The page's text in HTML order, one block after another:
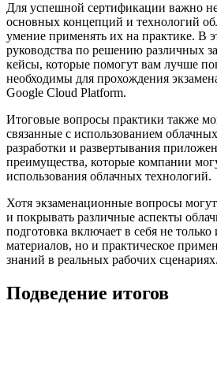
Для успешной сертификации важно
основных концепций и технологий
умение применять их на практике. В
руководства по решению различных
кейсы, которые помогут вам лучше
необходимы для прохождения
Google Cloud Platform.
Итоговые вопросы практики также
связанные с использованием
разработки и развертывания
преимущества, которые компании
использования облачных технологий.
Хотя экзаменационные вопросы
и покрывать различные аспекты
подготовка включает в себя не только
материалов, но и практическое
знаний в реальных рабочих сценариях.
Подведение итогов